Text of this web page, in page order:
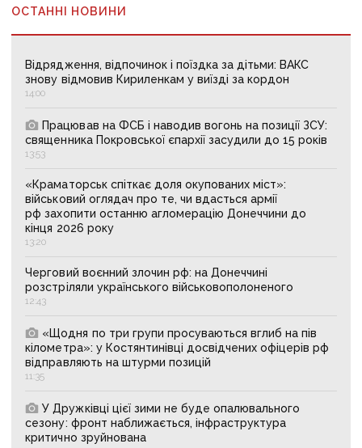
ОСТАННІ НОВИНИ
Відрядження, відпочинок і поїздка за дітьми: ВАКС
знову відмовив Кириленкам у виїзді за кордон
14:00
Працював на ФСБ і наводив вогонь на позиції ЗСУ:
священника Покровської єпархії засудили до 15 років
13:53
«Краматорськ спіткає доля окупованих міст»:
військовий оглядач про те, чи вдасться армії
рф захопити останню агломерацію Донеччини до
кінця 2026 року
13:20
Черговий воєнний злочин рф: на Донеччині
розстріляли українського військовополоненого
12:43
«Щодня по три групи просуваються вглиб на пів
кілометра»: у Костянтинівці досвідчених офіцерів рф
відправляють на штурми позицій
11:35
У Дружківці цієї зими не буде опалювального
сезону: фронт наближається, інфраструктура
критично зруйнована